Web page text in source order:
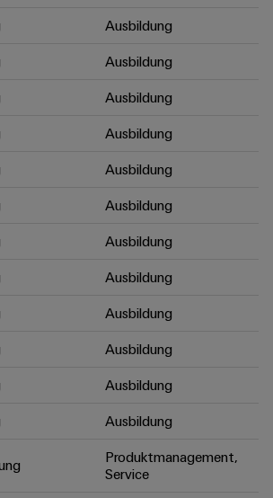
Ausbildung
Ausbildung
Ausbildung
Ausbildung
Ausbildung
Ausbildung
Ausbildung
Ausbildung
Ausbildung
Ausbildung
Ausbildung
Ausbildung
Produktmanagement,
Service